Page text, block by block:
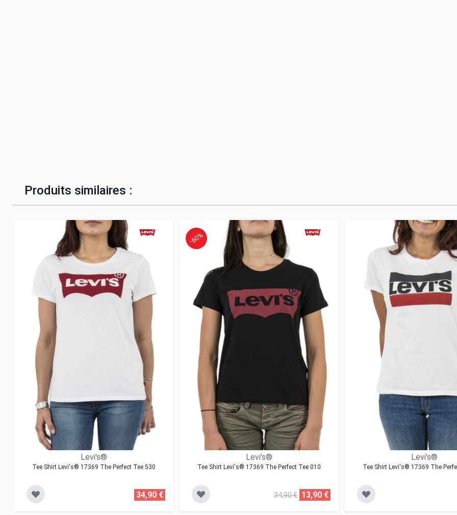
Produits similaires :
Levi's®
Tee Shirt Levi's® 17369 The Perfect Tee 530
34,90 €
Levi's®
Tee Shirt Levi's® 17369 The Perfect Tee 010
-60%
34,90 € 13,90 €
Levi's®
Tee Shirt Levi's® 17369 The